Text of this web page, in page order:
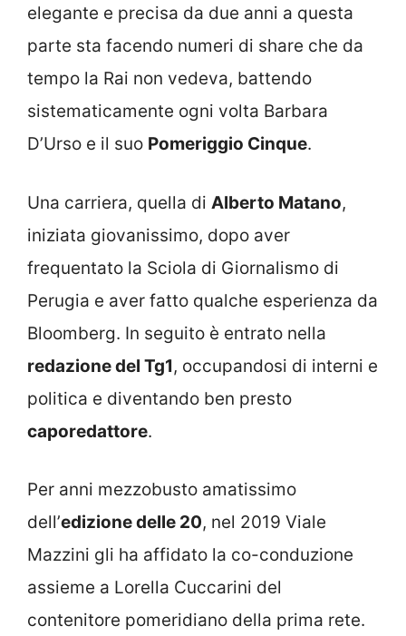
elegante e precisa da due anni a questa
parte sta facendo numeri di share che da
tempo la Rai non vedeva, battendo
sistematicamente ogni volta Barbara
D’Urso e il suo Pomeriggio Cinque.
Una carriera, quella di Alberto Matano,
iniziata giovanissimo, dopo aver
frequentato la Sciola di Giornalismo di
Perugia e aver fatto qualche esperienza da
Bloomberg. In seguito è entrato nella
redazione del Tg1, occupandosi di interni e
politica e diventando ben presto
caporedattore.
Per anni mezzobusto amatissimo
dell’edizione delle 20, nel 2019 Viale
Mazzini gli ha affidato la co-conduzione
assieme a Lorella Cuccarini del
contenitore pomeridiano della prima rete.